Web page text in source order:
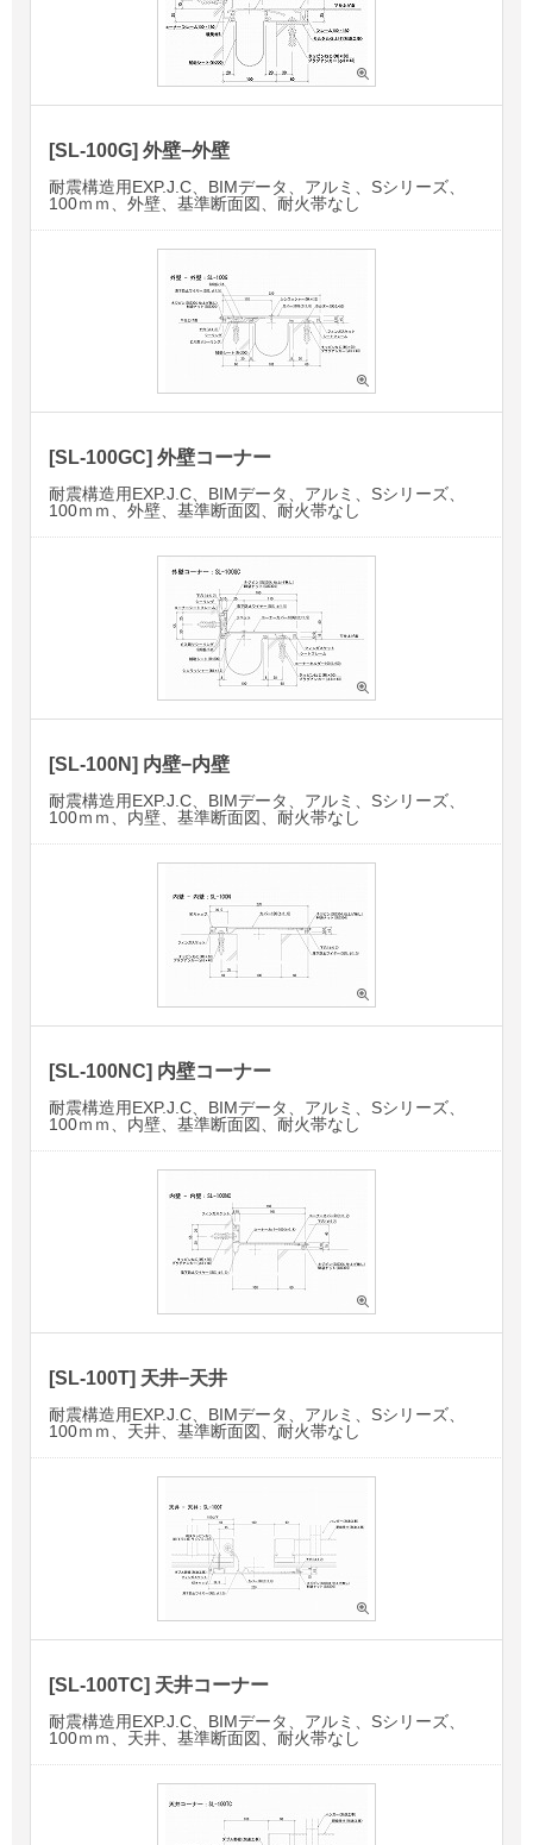
[SL-100G] 外壁−外壁
耐震構造用EXP.J.C、BIMデータ、アルミ、Sシリーズ、
100ｍｍ、外壁、基準断面図、耐火帯なし
[SL-100GC] 外壁コーナー
耐震構造用EXP.J.C、BIMデータ、アルミ、Sシリーズ、
100ｍｍ、外壁、基準断面図、耐火帯なし
[SL-100N] 内壁−内壁
耐震構造用EXP.J.C、BIMデータ、アルミ、Sシリーズ、
100ｍｍ、内壁、基準断面図、耐火帯なし
[SL-100NC] 内壁コーナー
耐震構造用EXP.J.C、BIMデータ、アルミ、Sシリーズ、
100ｍｍ、内壁、基準断面図、耐火帯なし
[SL-100T] 天井−天井
耐震構造用EXP.J.C、BIMデータ、アルミ、Sシリーズ、
100ｍｍ、天井、基準断面図、耐火帯なし
[SL-100TC] 天井コーナー
耐震構造用EXP.J.C、BIMデータ、アルミ、Sシリーズ、
100ｍｍ、天井、基準断面図、耐火帯なし